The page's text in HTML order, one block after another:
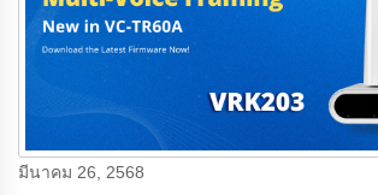
มีนาคม 26, 2568